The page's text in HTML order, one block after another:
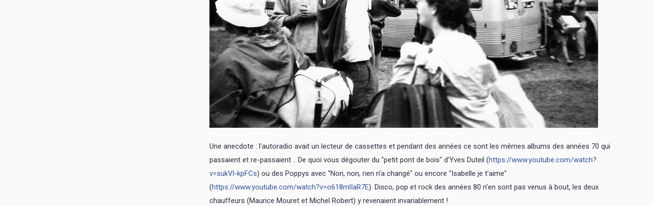
Une anecdote : l'autoradio avait un lecteur de cassettes et pendant des années ce sont les mêmes albums des années 70 qui
passaient et re-passaient .. De quoi vous dégouter du "petit pont de bois" d'Yves Duteil (https://www.youtube.com/watch?
v=sukVl-kpFCs) ou des Poppys avec"Non, non, rien n'a changé" ou encore "Isabelle je t'aime"
(https://www.youtube.com/watch?v=o618mlIaR7E). Disco, pop et rock des années 80 n'en sont pas venus à bout, les deux
chauffeurs (Maurice Mouret et Michel Robert) y revenaient invariablement !